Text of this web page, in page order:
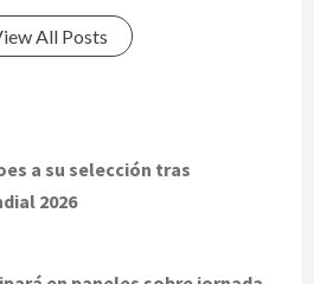
All Posts
a su selección tras
2026